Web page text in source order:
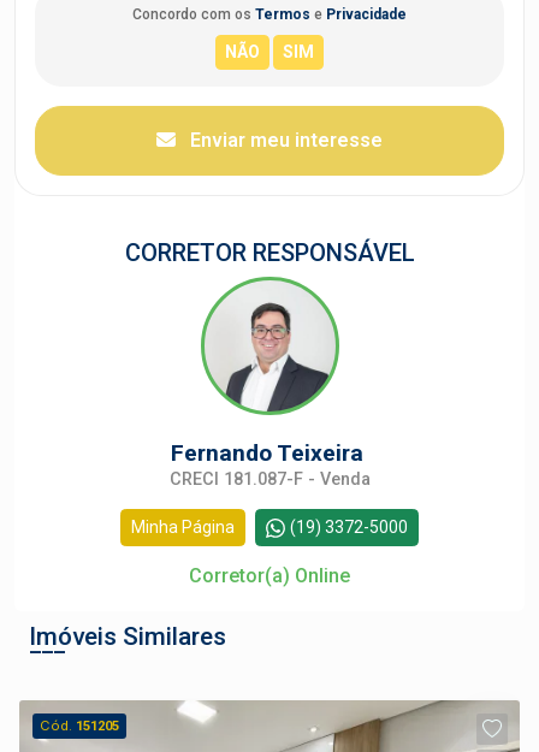
Concordo com os Termos e Privacidade
Enviar meu interesse
CORRETOR RESPONSÁVEL
Fernando Teixeira
CRECI 181.087-F - Venda
Minha Página (19) 3372-5000
Corretor(a) Online
Imóveis Similares
Cód. 151205